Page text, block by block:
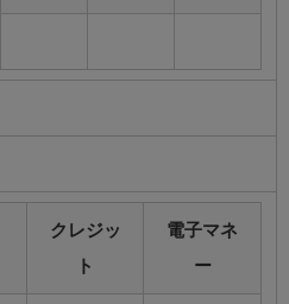
クレジッ
ト
電子マネ
ー